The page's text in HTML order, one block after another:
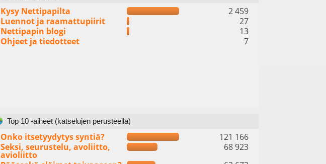
Kysy Nettipapilta
2 459
Luennot ja raamattupiirit
27
Nettipapin blogi
13
Ohjeet ja tiedotteet
7
Top 10 -aiheet (katselujen perusteella)
Onko itsetyydytys syntiä?
121 166
Seksi, seurustelu, avoliitto,
avioliitto
68 923